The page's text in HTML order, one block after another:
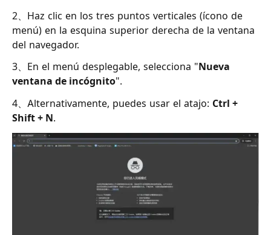
2、Haz clic en los tres puntos verticales (ícono de
menú) en la esquina superior derecha de la ventana
del navegador.
3、En el menú desplegable, selecciona "Nueva
ventana de incógnito".
4、Alternativamente, puedes usar el atajo: Ctrl +
Shift + N.